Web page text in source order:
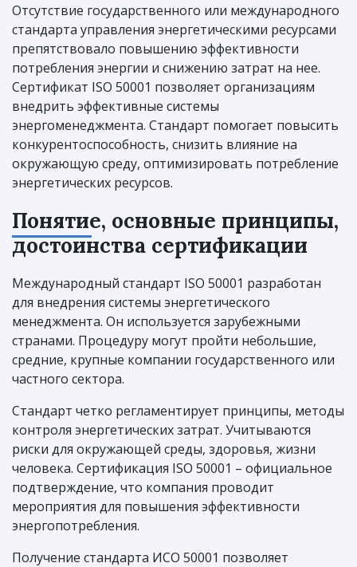
Отсутствие государственного или международного
стандарта управления энергетическими ресурсами
препятствовало повышению эффективности
потребления энергии и снижению затрат на нее.
Сертификат ISO 50001 позволяет организациям
внедрить эффективные системы
энергоменеджмента. Стандарт помогает повысить
конкурентоспособность, снизить влияние на
окружающую среду, оптимизировать потребление
энергетических ресурсов.
Понятие, основные принципы,
достоинства сертификации
Международный стандарт ISO 50001 разработан
для внедрения системы энергетического
менеджмента. Он используется зарубежными
странами. Процедуру могут пройти небольшие,
средние, крупные компании государственного или
частного сектора.
Стандарт четко регламентирует принципы, методы
контроля энергетических затрат. Учитываются
риски для окружающей среды, здоровья, жизни
человека. Сертификация ISO 50001 – официальное
подтверждение, что компания проводит
мероприятия для повышения эффективности
энергопотребления.
Получение стандарта ИСО 50001 позволяет